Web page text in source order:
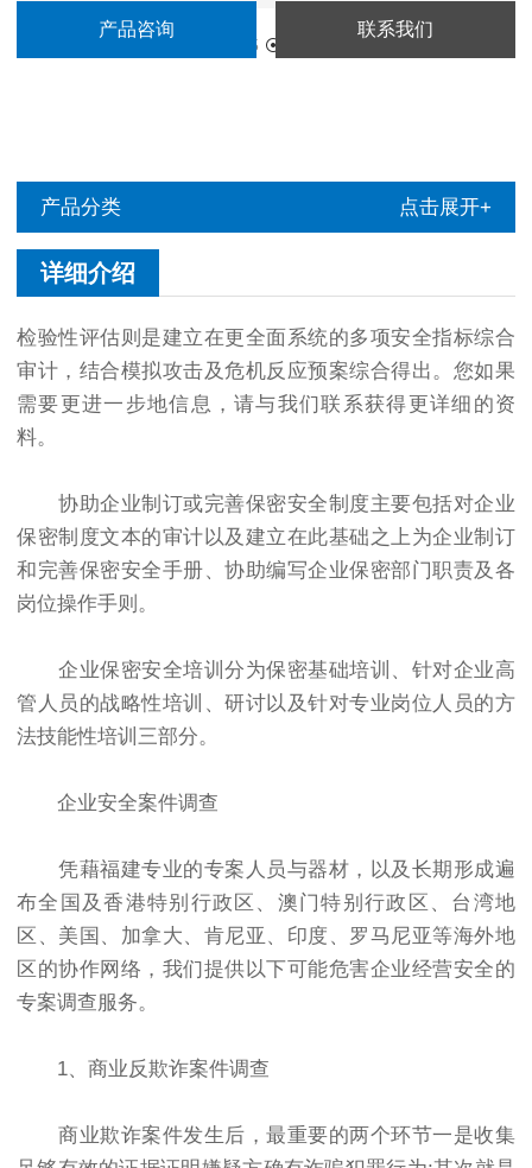
2021-06-08 19:05
产品咨询 联系我们
产品分类 点击展开+
详细介绍
检验性评估则是建立在更全面系统的多项安全指标综合
审计，结合模拟攻击及危机反应预案综合得出。您如果
需要更进一步地信息，请与我们联系获得更详细的资
料。
协助企业制订或完善保密安全制度主要包括对企业
保密制度文本的审计以及建立在此基础之上为企业制订
和完善保密安全手册、协助编写企业保密部门职责及各
岗位操作手则。
企业保密安全培训分为保密基础培训、针对企业高
管人员的战略性培训、研讨以及针对专业岗位人员的方
法技能性培训三部分。
企业安全案件调查
凭藉福建专业的专案人员与器材，以及长期形成遍
布全国及香港特别行政区、澳门特别行政区、台湾地
区、美国、加拿大、肯尼亚、印度、罗马尼亚等海外地
区的协作网络，我们提供以下可能危害企业经营安全的
专案调查服务。
1、商业反欺诈案件调查
商业欺诈案件发生后，最重要的两个环节一是收集